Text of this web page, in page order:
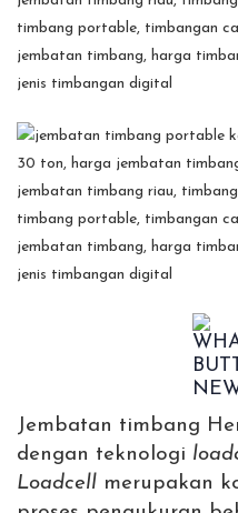
Jembatan timbang
dengan teknologi
Loadcell merupakan